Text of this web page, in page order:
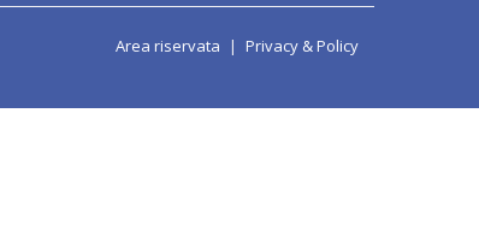
Area riservata Privacy & Policy